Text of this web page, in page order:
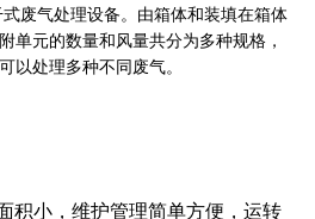
废气处理设备。由箱体和装填在箱体
单元的数量和风量共分为多种规格，
以处理多种不同废气。
积小，维护管理简单方便，运转